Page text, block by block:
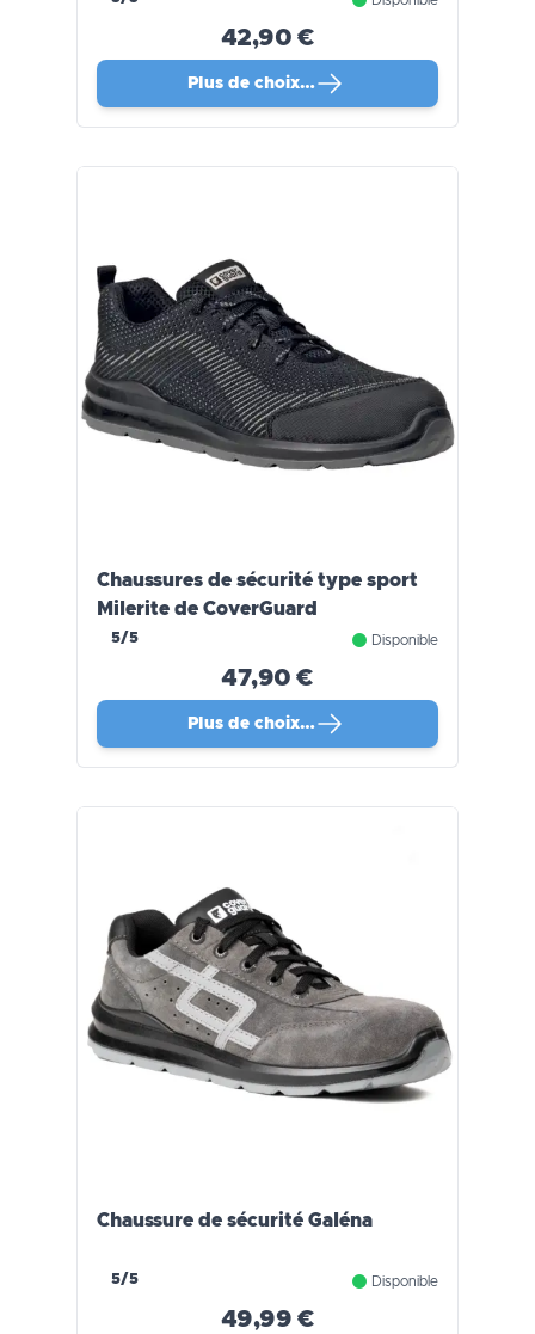
42,90 €
Plus de choix…
Chaussures de sécurité type sport
Milerite de CoverGuard
5/5 Disponible
47,90 €
Plus de choix…
Chaussure de sécurité Galéna
5/5 Disponible
49,99 €